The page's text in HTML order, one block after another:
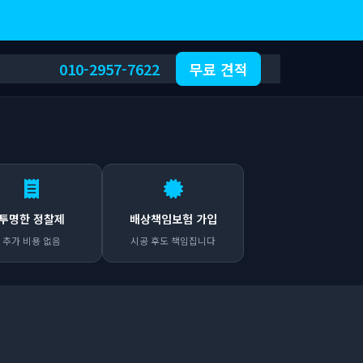
010-2957-7622 무료 견적
명한 정찰제
추가 비용 없음
배상책임보험 가입
시공 후도 책임집니다